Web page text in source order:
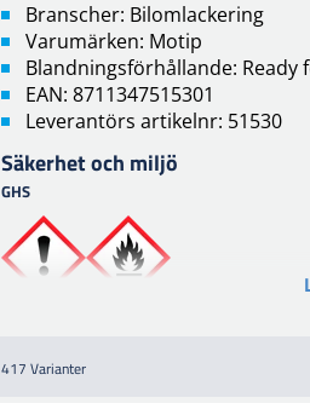
Branscher: Bilomlackering
Varumärken: Motip
Blandningsförhållande: Ready
EAN: 8711347515301
Leverantörs artikelnr: 51530
Säkerhet och miljö
GHS
417 Varianter